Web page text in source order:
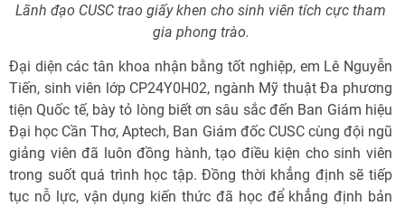
Lãnh đạo CUSC trao giấy khen cho sinh viên tích cực tham
gia phong trào.
Đại diện các tân khoa nhận bằng tốt nghiệp, em Lê Nguyễn
Tiến, sinh viên lớp CP24Y0H02, ngành Mỹ thuật Đa phương
tiện Quốc tế, bày tỏ lòng biết ơn sâu sắc đến Ban Giám hiệu
Đại học Cần Thơ, Aptech, Ban Giám đốc CUSC cùng đội ngũ
giảng viên đã luôn đồng hành, tạo điều kiện cho sinh viên
trong suốt quá trình học tập. Đồng thời khẳng định sẽ tiếp
tục nỗ lực, vận dụng kiến thức đã học để khẳng định bản